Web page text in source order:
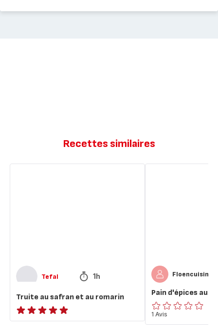
Recettes similaires
Tefal 1h
Truite au safran et au romarin
ratings.NaN
Floencuisine
Pain d'épices au
ratings.0
1 Avis